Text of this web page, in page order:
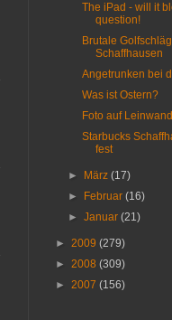
The iPad - will it
question!
Brutale
Schaffhausen
Angetrunken bei
Was ist Ostern?
Foto auf Leinwand
Starbucks
fest
► März(17)
►
Februar(16)
►Januar(21)
► 2009 (279)
► 2008 (309)
► 2007 (156)